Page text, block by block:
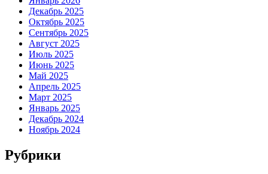
Декабрь 2025
Октябрь 2025
Сентябрь 2025
Август 2025
Июль 2025
Июнь 2025
Май 2025
Апрель 2025
Март 2025
Январь 2025
Декабрь 2024
Ноябрь 2024
Рубрики